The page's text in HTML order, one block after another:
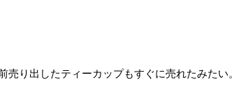
り出したティーカップもすぐに売れたみたい。